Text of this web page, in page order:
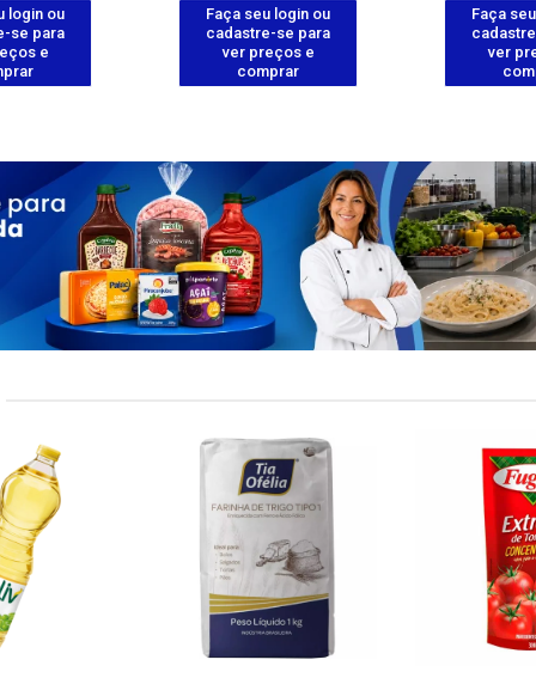
login ou
se para
e
Faça seu login ou
cadastre-se para
ver preços e
comprar
Faça
ver